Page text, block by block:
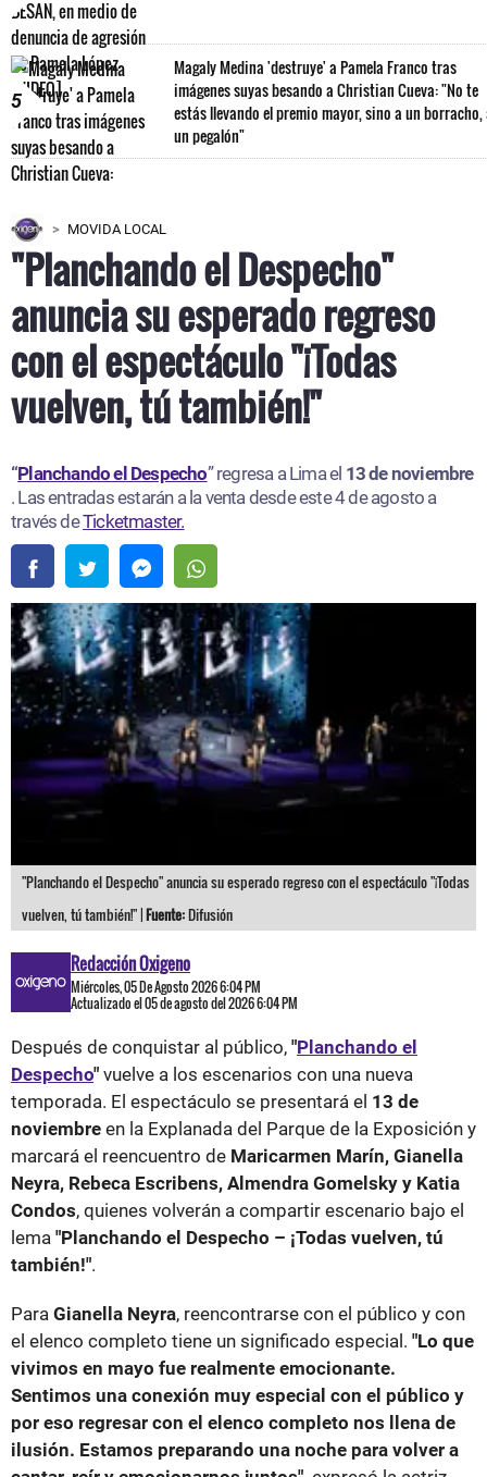
5
Magaly Medina 'destruye' a Pamela Franco tras
imágenes suyas besando a Christian Cueva: "No te
estás llevando el premio mayor, sino a un borracho,
un pegalón"
MOVIDA LOCAL
"Planchando el Despecho"
anuncia su esperado regreso
con el espectáculo "¡Todas
vuelven, tú también!"
“Planchando el Despecho” regresa a Lima el 13 de noviembre
. Las entradas estarán a la venta desde este 4 de agosto a
través deTicketmaster.
"Planchando el Despecho" anuncia su esperado regreso con el espectáculo "¡Todas
vuelven, tú también!" |Fuente:Difusión
Redacción Oxigeno
Miércoles, 05 De Agosto 2026 6:04 PM
Actualizado el 05 de agosto del 2026 6:04 PM
Después de conquistar al público, "Planchando el
Despecho" vuelve a los escenarios con una nueva
temporada. El espectáculo se presentará el 13 de
noviembre en la Explanada del Parque de la Exposición y
marcará el reencuentro de Maricarmen Marín, Gianella
Neyra, Rebeca Escribens, Almendra Gomelsky y Katia
Condos, quienes volverán a compartir escenario bajo el
lema "Planchando el Despecho – ¡Todas vuelven, tú
también!".
Para Gianella Neyra, reencontrarse con el público y con
el elenco completo tiene un significado especial. "Lo que
vivimos en mayo fue realmente emocionante.
Sentimos una conexión muy especial con el público y
por eso regresar con el elenco completo nos llena de
ilusión. Estamos preparando una noche para volver a